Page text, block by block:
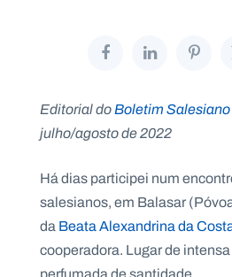
Editorial doBoletim Salesiano
julho/agosto de 2022
Há dias participei num
salesianos, em Balasar
daBeata Alexandrina da
cooperadora. Lugar de
R
T
L
N
O
N
A
S
a
l